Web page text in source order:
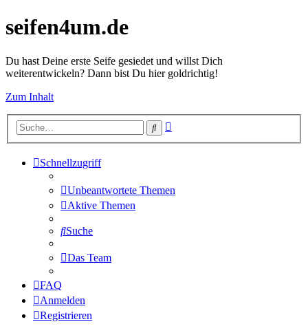
seifen4um.de
Du hast Deine erste Seife gesiedet und willst Dich
weiterentwickeln? Dann bist Du hier goldrichtig!
Zum Inhalt
Suche
Schnellzugriff
Unbeantwortete Themen
Aktive Themen
Suche
Das Team
FAQ
Anmelden
Registrieren